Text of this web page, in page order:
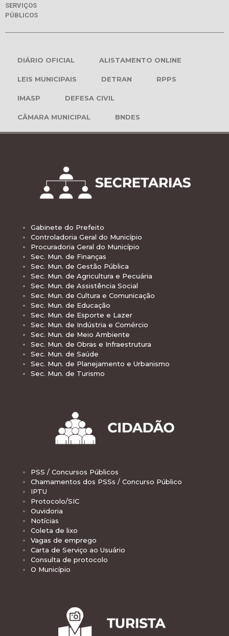
SERVIÇOS
PÚBLICOS
DIÁRIO OFICIAL ALISTAMENTO ONLINE
LEIS MUNICIPAIS DETRAN RPPS
IMASP DEFESA CIVIL
CÂMARA MUNICIPAL BNDES
Gabinete do Prefeito
Controladoria Geral do Município
Procuradoria Geral do Município
Sec. Mun. de Finanças
Sec. Mun. de Gestão Pública
Sec. Mun. de Agricultura e Pecuária
Sec. Mun. de Assistência Social
Sec. Mun. de Cultura e Comunicação
Sec. Mun. de Educação
Sec. Mun. de Esporte e Lazer
Sec. Mun. de Indústria e Comércio
Sec. Mun. de Meio Ambiente
Sec. Mun. de Obras e Infraestrutura
Sec. Mun. de Saúde
Sec. Mun. de Planejamento e Urbanismo
Sec. Mun. de Turismo
PSS / Concursos Públicos
Chamamentos dos PSSs / Concurso Público
IPTU
Protocolo/SIC
Ouvidoria
Notícias
Coleta de lixo
Vagas de emprego
Carta de Serviço ao Usuário
Consulta de protocolo
O Município